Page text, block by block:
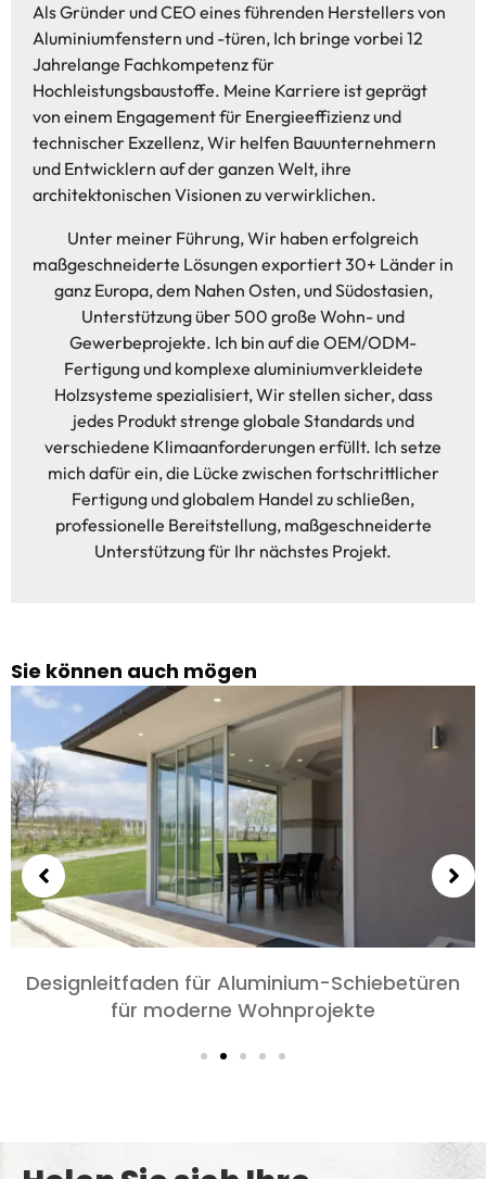
Als Gründer und CEO eines führenden Herstellers von
Aluminiumfenstern und -türen, Ich bringe vorbei 12
Jahrelange Fachkompetenz für
Hochleistungsbaustoffe. Meine Karriere ist geprägt
von einem Engagement für Energieeffizienz und
technischer Exzellenz, Wir helfen Bauunternehmern
und Entwicklern auf der ganzen Welt, ihre
architektonischen Visionen zu verwirklichen.
Unter meiner Führung, Wir haben erfolgreich
maßgeschneiderte Lösungen exportiert 30+ Länder in
ganz Europa, dem Nahen Osten, und Südostasien,
Unterstützung über 500 große Wohn- und
Gewerbeprojekte. Ich bin auf die OEM/ODM-
Fertigung und komplexe aluminiumverkleidete
Holzsysteme spezialisiert, Wir stellen sicher, dass
jedes Produkt strenge globale Standards und
verschiedene Klimaanforderungen erfüllt. Ich setze
mich dafür ein, die Lücke zwischen fortschrittlicher
Fertigung und globalem Handel zu schließen,
professionelle Bereitstellung, maßgeschneiderte
Unterstützung für Ihr nächstes Projekt.
Sie können auch mögen
Wählen Sie Aluminiumtüren für Schlafzimmer
und Wohnzimmer: Komfort, Stil, und